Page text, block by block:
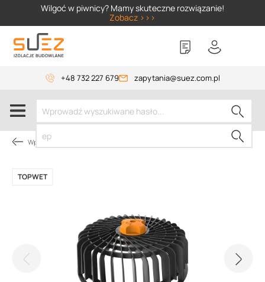
Wilgoć w piwnicy? Mamy skuteczne rozwiązanie!
Zobacz >>>
+48 732 227 679 zapytania@suez.com.pl
Wpusty TOPWET
TOPWET